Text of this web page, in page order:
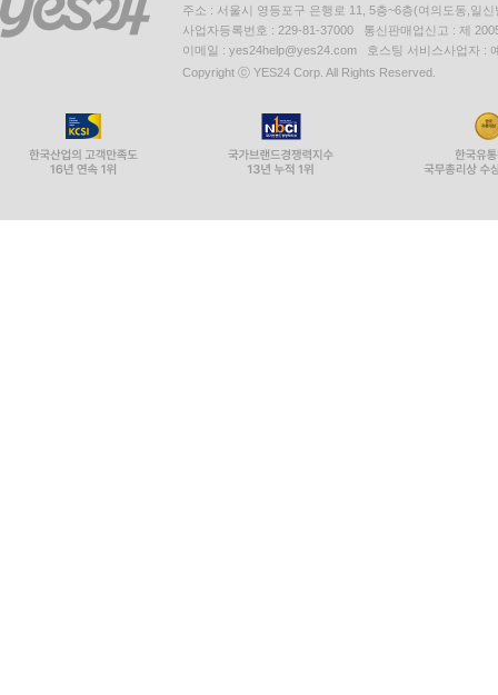
주소 : 서울시 영등포구 은행로 11, 5층~6층(여의도동,일신
사업자등록번호 : 229-81-37000 통신판매업신고 : 제
이메일 : yes24help@yes24.com 호스팅 서비스사업자 :
Copyright ⓒ YES24 Corp. All Rights Reserved.